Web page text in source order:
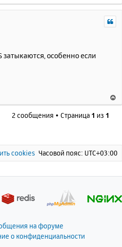
е
ч
особенно если
е
т
с
а
2 сообщения • Страница 1 из 1
Часовой пояс: UTC+03:00
cookies
на форуме
о конфиденциальности